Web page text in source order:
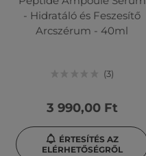
- Hidratáló és Feszesítő
Arcszérum - 40ml
3
3 990,00 Ft
ÉRTESÍTÉS AZ
ELÉRHETŐSÉGRŐL